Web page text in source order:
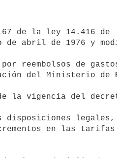
de abril de 1976 y
del Ministerio de
la vigencia del
en las tarifas